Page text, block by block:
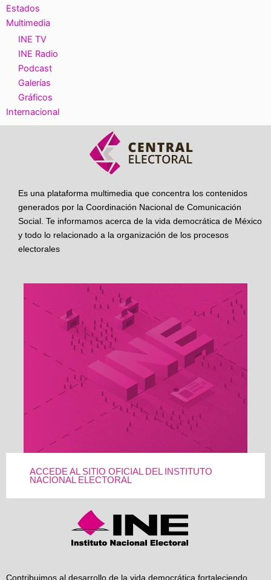
Estados
Multimedia
INE TV
INE Radio
Podcast
Galerías
Gráficos
Internacional
Es una plataforma multimedia que concentra los contenidos
generados por la Coordinación Nacional de Comunicación
Social. Te informamos acerca de la vida democrática de México
y todo lo relacionado a la organización de los procesos
electorales
ACCEDE AL SITIO OFICIAL DEL INSTITUTO
NACIONAL ELECTORAL
Contribuimos al desarrollo de la vida democrática fortaleciendo